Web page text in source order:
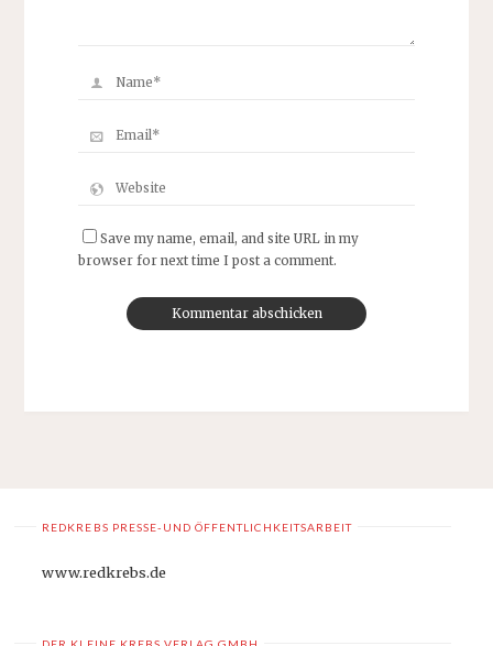
Save my name, email, and site URL in my
browser for next time I post a comment.
REDKREBS PRESSE-UND ÖFFENTLICHKEITSARBEIT
www.redkrebs.de